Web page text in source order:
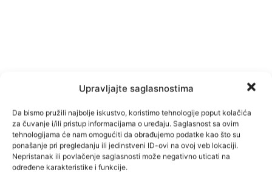
Upravljajte saglasnostima
Da bismo pružili najbolje iskustvo, koristimo tehnologije poput kolačića
za čuvanje i/ili pristup informacijama o uređaju. Saglasnost sa ovim
tehnologijama će nam omogućiti da obrađujemo podatke kao što su
ponašanje pri pregledanju ili jedinstveni ID-ovi na ovoj veb lokaciji.
Nepristanak ili povlačenje saglasnosti može negativno uticati na
određene karakteristike i funkcije.